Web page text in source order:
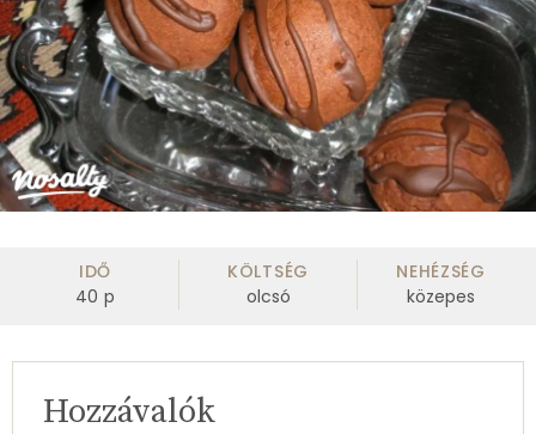
IDŐ
40 p
KÖLTSÉG
olcsó
NEHÉZSÉG
közepes
Hozzávalók